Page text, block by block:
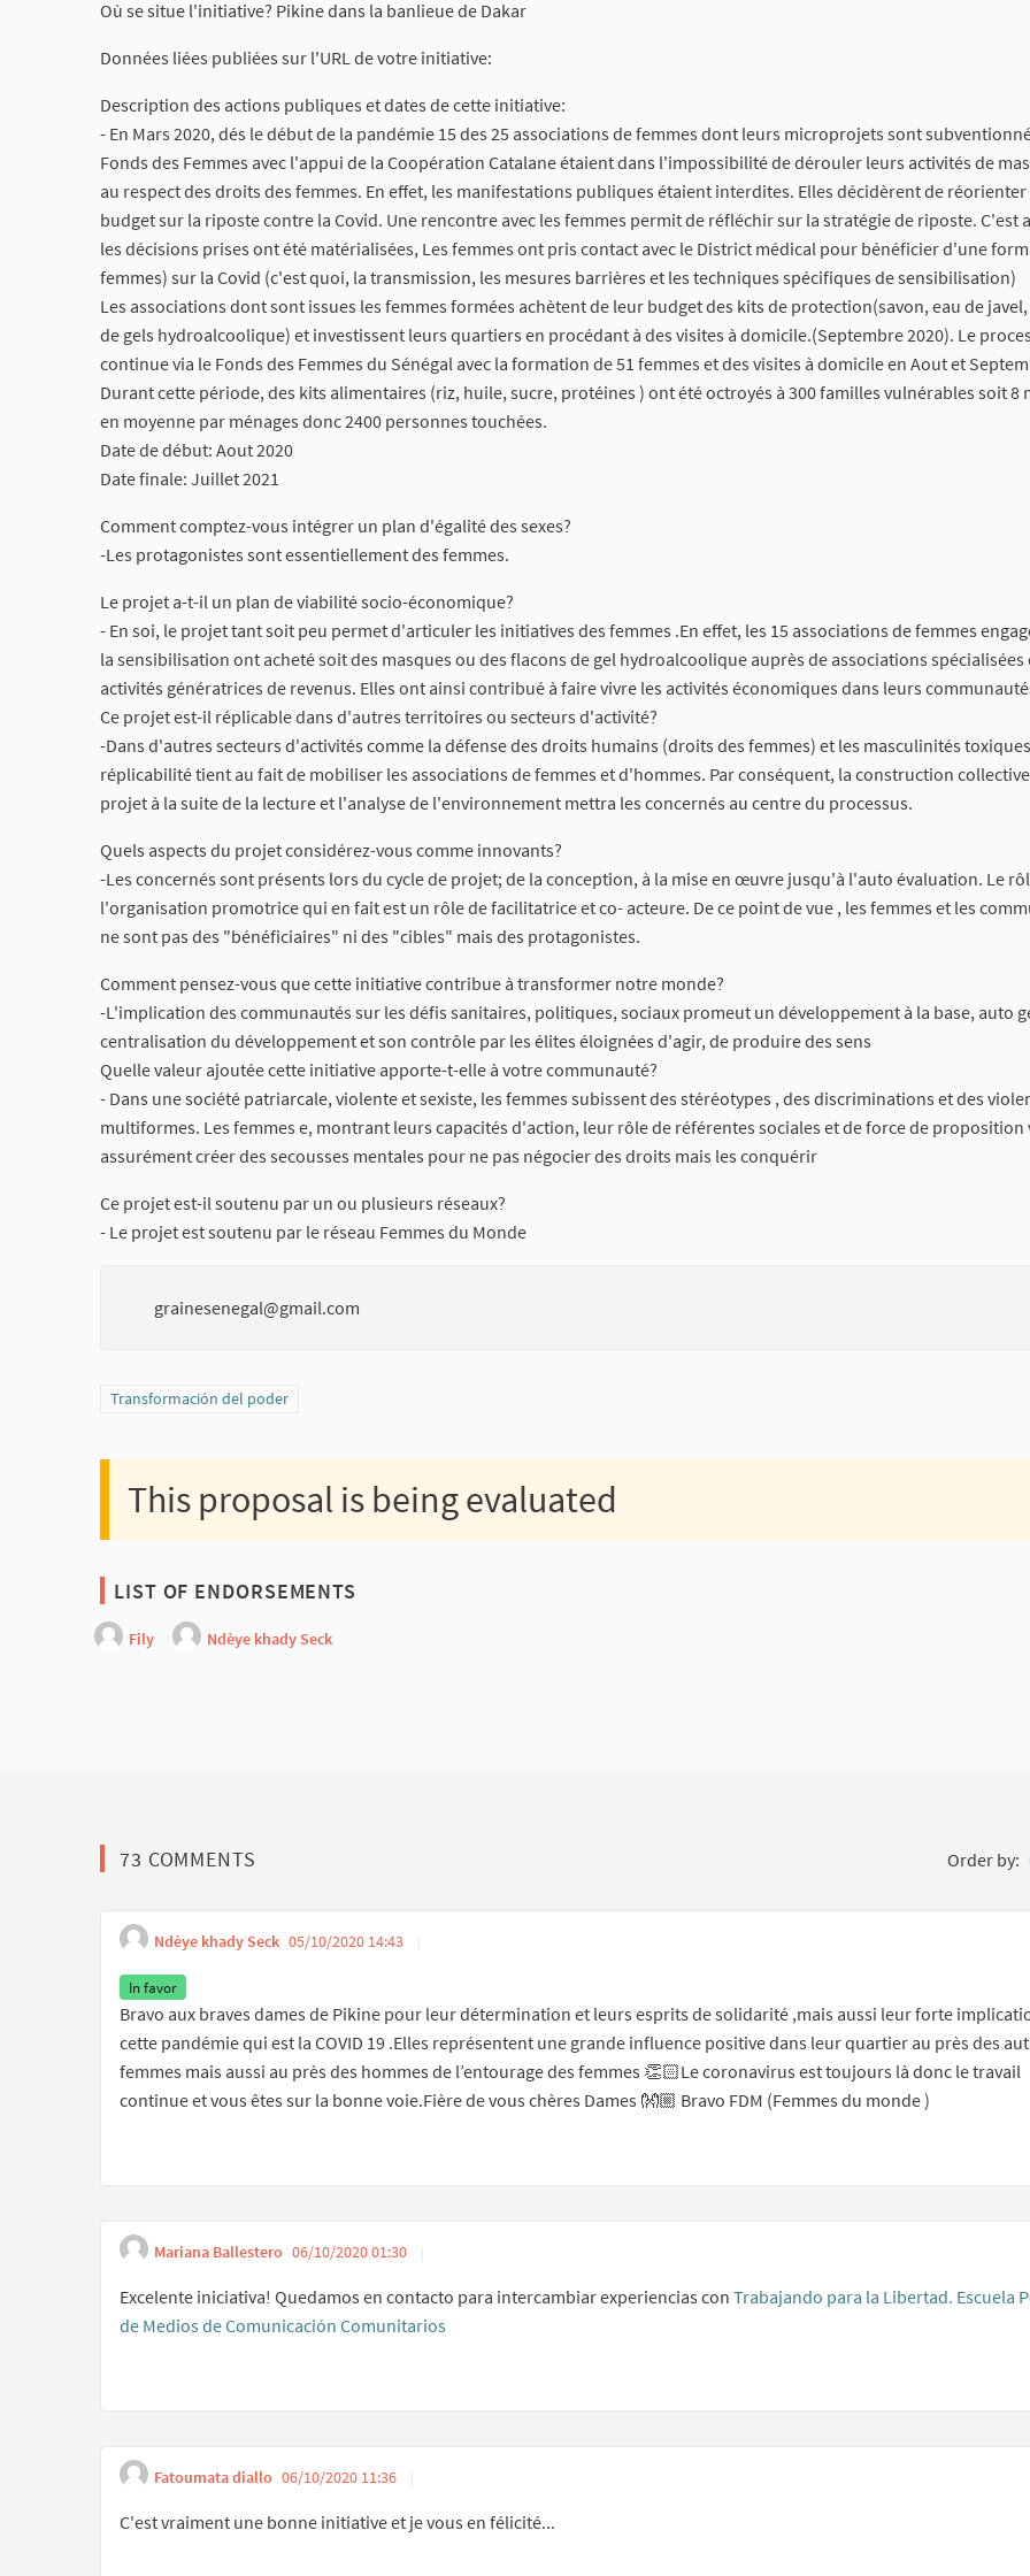
Où se situe l'initiative? Pikine dans la banlieue de Dakar
Données liées publiées sur l'URL de votre initiative:
Description des actions publiques et dates de cette initiative:
- En Mars 2020, dés le début de la pandémie 15 des 25 associations de femmes dont leurs microprojets sont
Fonds des Femmes avec l'appui de la Coopération Catalane étaient dans l'impossibilité de dérouler leurs activités de
au respect des droits des femmes. En effet, les manifestations publiques étaient interdites. Elles décidèrent de
budget sur la riposte contre la Covid. Une rencontre avec les femmes permit de réfléchir sur la stratégie de riposte. C'est
les décisions prises ont été matérialisées, Les femmes ont pris contact avec le District médical pour bénéficier d'une
femmes) sur la Covid (c'est quoi, la transmission, les mesures barrières et les techniques spécifiques de sensibilisation)
Les associations dont sont issues les femmes formées achètent de leur budget des kits de protection(savon, eau de
de gels hydroalcoolique) et investissent leurs quartiers en procédant à des visites à domicile.(Septembre 2020). Le
continue via le Fonds des Femmes du Sénégal avec la formation de 51 femmes et des visites à domicile en Aout et
Durant cette période, des kits alimentaires (riz, huile, sucre, protéines ) ont été octroyés à 300 familles vulnérables soit 8
en moyenne par ménages donc 2400 personnes touchées.
Date de début: Aout 2020
Date finale: Juillet 2021
Comment comptez-vous intégrer un plan d'égalité des sexes?
-Les protagonistes sont essentiellement des femmes.
Le projet a-t-il un plan de viabilité socio-économique?
- En soi, le projet tant soit peu permet d'articuler les initiatives des femmes .En effet, les 15 associations de femmes
la sensibilisation ont acheté soit des masques ou des flacons de gel hydroalcoolique auprès de associations spécialisées
activités génératrices de revenus. Elles ont ainsi contribué à faire vivre les activités économiques dans leurs
Ce projet est-il réplicable dans d'autres territoires ou secteurs d'activité?
-Dans d'autres secteurs d'activités comme la défense des droits humains (droits des femmes) et les masculinités
réplicabilité tient au fait de mobiliser les associations de femmes et d'hommes. Par conséquent, la construction
projet à la suite de la lecture et l'analyse de l'environnement mettra les concernés au centre du processus.
Quels aspects du projet considérez-vous comme innovants?
-Les concernés sont présents lors du cycle de projet; de la conception, à la mise en œuvre jusqu'à l'auto évaluation. Le
l'organisation promotrice qui en fait est un rôle de facilitatrice et co- acteure. De ce point de vue , les femmes et les
ne sont pas des "bénéficiaires" ni des "cibles" mais des protagonistes.
Comment pensez-vous que cette initiative contribue à transformer notre monde?
-L'implication des communautés sur les défis sanitaires, politiques, sociaux promeut un développement à la base, auto
centralisation du développement et son contrôle par les élites éloignées d'agir, de produire des sens
Quelle valeur ajoutée cette initiative apporte-t-elle à votre communauté?
- Dans une société patriarcale, violente et sexiste, les femmes subissent des stéréotypes , des discriminations et des
multiformes. Les femmes e, montrant leurs capacités d'action, leur rôle de référentes sociales et de force de proposition
assurément créer des secousses mentales pour ne pas négocier des droits mais les conquérir
Ce projet est-il soutenu par un ou plusieurs réseaux?
- Le projet est soutenu par le réseau Femmes du Monde
grainesenegal@gmail.com
Filter results for category: Transformación del poder
Transformación del poder
This proposal is being evaluated
LIST OF ENDORSEMENTS
Fily Ndèye khady Seck
73 COMMENTS Order by:
Ndèye khady Seck 05/10/2020 14:43
In favor
Bravo aux braves dames de Pikine pour leur détermination et leurs esprits de solidarité ,mais aussi leur forte
cette pandémie qui est la COVID 19 .Elles représentent une grande influence positive dans leur quartier au près des
femmes mais aussi au près des hommes de l’entourage des femmes 👏🏻Le coronavirus est toujours là donc le travail
continue et vous êtes sur la bonne voie.Fière de vous chères Dames 👐🏼 Bravo FDM (Femmes du monde )
Mariana Ballestero 06/10/2020 01:30
Excelente iniciativa! Quedamos en contacto para intercambiar experiencias con Trabajando para la Libertad. Escuela
de Medios de Comunicación Comunitarios
Fatoumata diallo 06/10/2020 11:36
C'est vraiment une bonne initiative et je vous en félicité...